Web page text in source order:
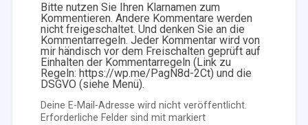
Bitte nutzen Sie Ihren Klarnamen zum
Kommentieren. Andere Kommentare werden
nicht freigeschaltet. Und denken Sie an die
Kommentarregeln. Jeder Kommentar wird von
mir händisch vor dem Freischalten geprüft auf
Einhalten der Kommentarregeln (Link zu
Regeln: https://wp.me/PagN8d-2Ct) und die
DSGVO (siehe Menü).
Deine E-Mail-Adresse wird nicht veröffentlicht.
Erforderliche Felder sind mitmarkiert